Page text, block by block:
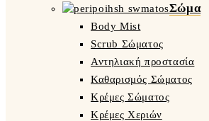
Σώμα
Body Mist
Scrub Σώματος
Αντηλιακή προστασία
Καθαρισμός Σώματος
Κρέμες Σώματος
Κρέμες Χεριών